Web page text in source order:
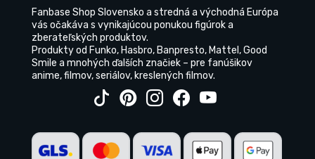
Fanbase Shop Slovensko a stredná a východná Európa
vás očakáva s vynikajúcou ponukou figúrok a
zberateľských produktov.
Produkty od Funko, Hasbro, Banpresto, Mattel, Good
Smile a mnohých ďalších značiek – pre fanúšikov
anime, filmov, seriálov, kreslených filmov.